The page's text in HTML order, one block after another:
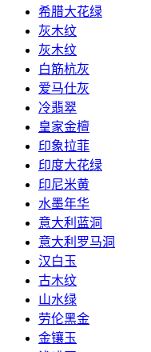
希腊大花绿
灰木纹
灰木纹
白筋杭灰
爱马仕灰
冷翡翠
皇家金檀
印象拉菲
印度大花绿
印尼米黄
水墨年华
意大利蓝洞
意大利罗马洞
汉白玉
古木纹
山水绿
劳伦黑金
金镶玉